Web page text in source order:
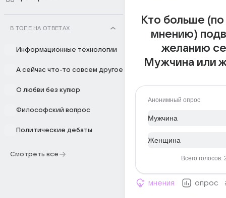
В ТОПЕ НА ОТВЕТАХ
Информационные технологии
А сейчас что-то совсем другое
О любви без купюр
Философский вопрос
Политические дебаты
Смотреть все
Кто больше
мнению)
желанию
Мужчина или
Анонимный опрос
Мужчина
Женщина
Всего голосов:
мнения опрос